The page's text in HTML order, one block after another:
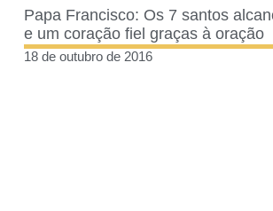
Papa Francisco: Os 7 santos
e um coração fiel graças à oração
18 de outubro de 2016